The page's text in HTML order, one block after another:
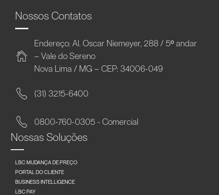
Nossos Contatos
Endereço: Al. Oscar Niemeyer, 288 / 5º andar
– Vale do Sereno
Nova Lima / MG – CEP: 34006-049
(31) 3215-6400
0800-760-0305 - Comercial
Nossas Soluções
LBC MUDANÇA DE PREÇO
PORTAL DO CLIENTE
BUSINESS INTELLIGENCE
LBC PAY